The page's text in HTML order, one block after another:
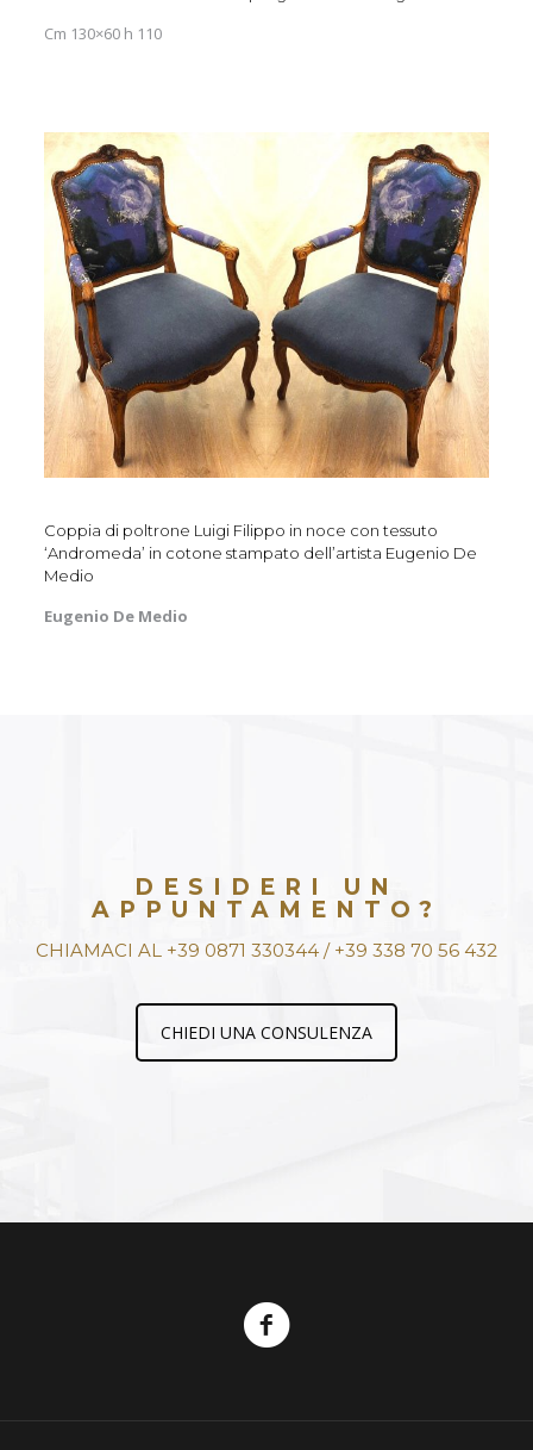
Cm 130×60 h 110
Coppia di poltrone Luigi Filippo in noce con tessuto
‘Andromeda’ in cotone stampato dell’artista Eugenio De
Medio
Eugenio De Medio
DESIDERI UN
APPUNTAMENTO?
CHIAMACI AL +39 0871 330344 / +39 338 70 56 432
CHIEDI UNA CONSULENZA